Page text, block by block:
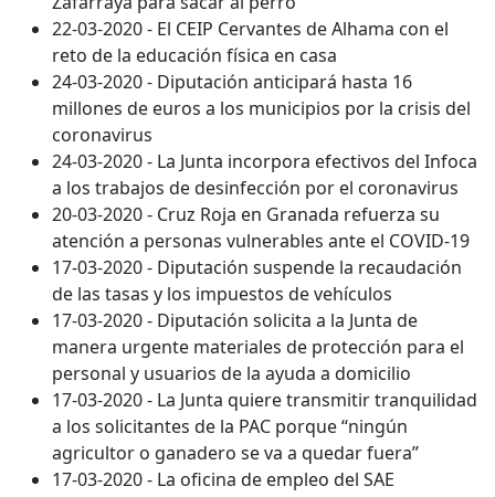
22-03-2020 - El CEIP Cervantes de Alhama con el
reto de la educación física en casa
24-03-2020 - Diputación anticipará hasta 16
millones de euros a los municipios por la crisis del
coronavirus
24-03-2020 - La Junta incorpora efectivos del Infoca
a los trabajos de desinfección por el coronavirus
20-03-2020 - Cruz Roja en Granada refuerza su
atención a personas vulnerables ante el COVID-19
17-03-2020 - Diputación suspende la recaudación
de las tasas y los impuestos de vehículos
17-03-2020 - Diputación solicita a la Junta de
manera urgente materiales de protección para el
personal y usuarios de la ayuda a domicilio
17-03-2020 - La Junta quiere transmitir tranquilidad
a los solicitantes de la PAC porque “ningún
agricultor o ganadero se va a quedar fuera”
17-03-2020 - La oficina de empleo del SAE